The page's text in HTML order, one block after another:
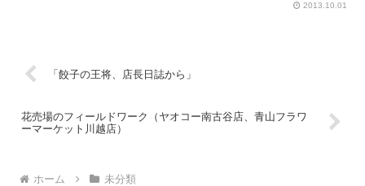
2013.10.01
「餃子の王将、店長日誌から」
花売場のフィールドワーク（ヤオコー南古谷店、青山フラワ
ーマーケット川越店）
ホーム 未分類